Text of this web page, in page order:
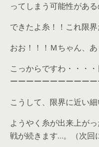
ってしまう可能性がある
できたよ糸！！これ限界
おお！！！Ｍちゃん、あ
こっからですわ・・・
ーーーーーーーーーー
こうして、限界に近い
ようやく糸が出来上が
戦が続きます…。（次回